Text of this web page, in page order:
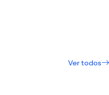
Ver todos